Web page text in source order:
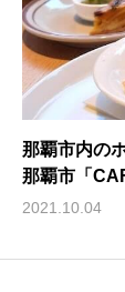
那覇市内の
那覇市「
2021.10.04